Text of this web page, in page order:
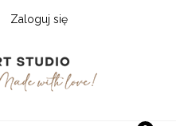
Zaloguj się